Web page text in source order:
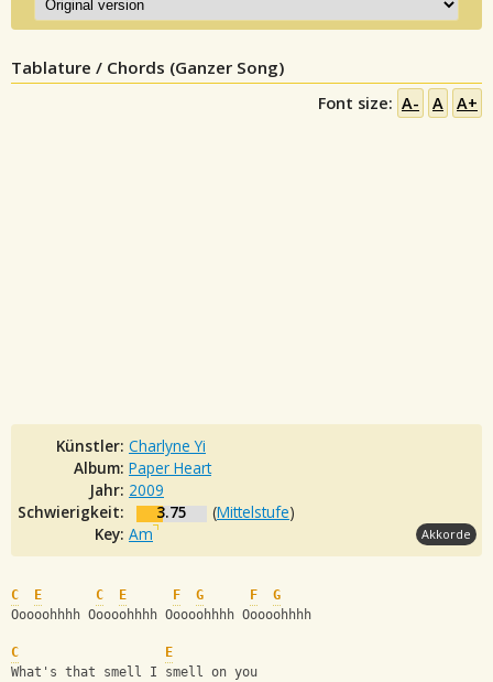
Tablature / Chords (Ganzer Song)
Font size: A- A A+
Künstler: Charlyne Yi
Album: Paper Heart
Jahr: 2009
Schwierigkeit:
3.75 (Mittelstufe)
Key: Am Akkorde
C E C E F G F
G
Ooooohhhh Ooooohhhh Ooooohhhh Ooooohhhh
C
E
What's that smell I smell on you